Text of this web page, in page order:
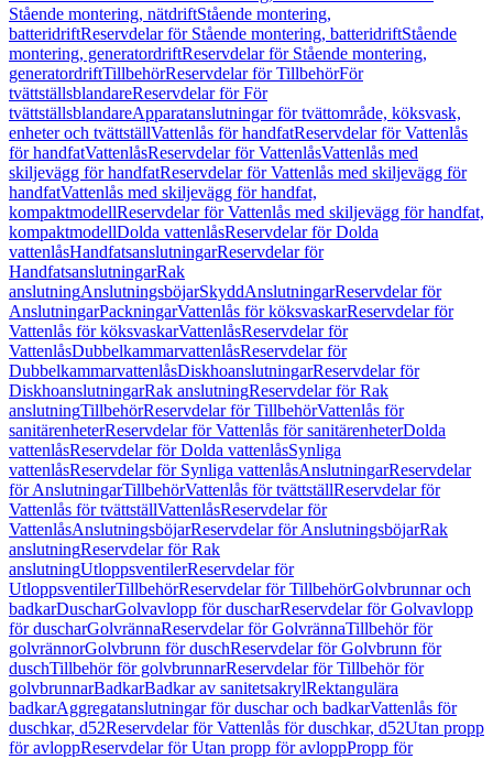
Stående montering, nätdriftStående montering,
batteridriftReservdelar för Stående montering, batteridriftStående
montering, generatordriftReservdelar för Stående montering,
generatordriftTillbehörReservdelar för TillbehörFör
tvättställsblandareReservdelar för För
tvättställsblandareApparatanslutningar för tvättområde, köksvask,
enheter och tvättställVattenlås för handfatReservdelar för Vattenlås
för handfatVattenlåsReservdelar för VattenlåsVattenlås med
skiljevägg för handfatReservdelar för Vattenlås med skiljevägg för
handfatVattenlås med skiljevägg för handfat,
kompaktmodellReservdelar för Vattenlås med skiljevägg för handfat,
kompaktmodellDolda vattenlåsReservdelar för Dolda
vattenlåsHandfatsanslutningarReservdelar för
HandfatsanslutningarRak
anslutningAnslutningsböjarSkyddAnslutningarReservdelar för
AnslutningarPackningarVattenlås för köksvaskarReservdelar för
Vattenlås för köksvaskarVattenlåsReservdelar för
VattenlåsDubbelkammarvattenlåsReservdelar för
DubbelkammarvattenlåsDiskhoanslutningarReservdelar för
DiskhoanslutningarRak anslutningReservdelar för Rak
anslutningTillbehörReservdelar för TillbehörVattenlås för
sanitärenheterReservdelar för Vattenlås för sanitärenheterDolda
vattenlåsReservdelar för Dolda vattenlåsSynliga
vattenlåsReservdelar för Synliga vattenlåsAnslutningarReservdelar
för AnslutningarTillbehörVattenlås för tvättställReservdelar för
Vattenlås för tvättställVattenlåsReservdelar för
VattenlåsAnslutningsböjarReservdelar för AnslutningsböjarRak
anslutningReservdelar för Rak
anslutningUtloppsventilerReservdelar för
UtloppsventilerTillbehörReservdelar för TillbehörGolvbrunnar och
badkarDuscharGolvavlopp för duscharReservdelar för Golvavlopp
för duscharGolvrännaReservdelar för GolvrännaTillbehör för
golvrännorGolvbrunn för duschReservdelar för Golvbrunn för
duschTillbehör för golvbrunnarReservdelar för Tillbehör för
golvbrunnarBadkarBadkar av sanitetsakrylRektangulära
badkarAggregatanslutningar för duschar och badkarVattenlås för
duschkar, d52Reservdelar för Vattenlås för duschkar, d52Utan propp
för avloppReservdelar för Utan propp för avloppPropp för